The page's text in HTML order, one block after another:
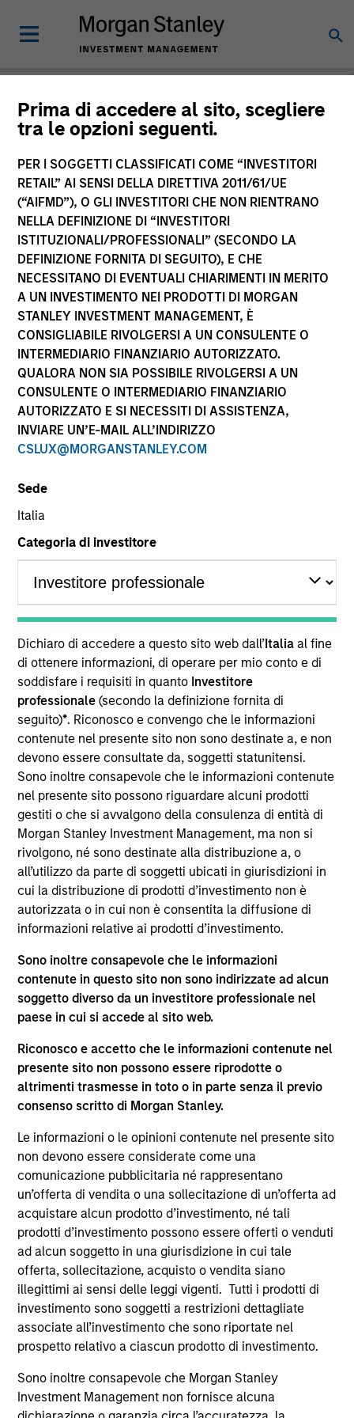
Prima di accedere al sito, scegliere
tra le opzioni seguenti.
PER I SOGGETTI CLASSIFICATI COME “INVESTITORI
RETAIL” AI SENSI DELLA DIRETTIVA 2011/61/UE
(“AIFMD”), O GLI INVESTITORI CHE NON RIENTRANO
NELLA DEFINIZIONE DI “INVESTITORI
ISTITUZIONALI/PROFESSIONALI” (SECONDO LA
DEFINIZIONE FORNITA DI SEGUITO), E CHE
NECESSITANO DI EVENTUALI CHIARIMENTI IN MERITO
A UN INVESTIMENTO NEI PRODOTTI DI MORGAN
STANLEY INVESTMENT MANAGEMENT, È
CONSIGLIABILE RIVOLGERSI A UN CONSULENTE O
INTERMEDIARIO FINANZIARIO AUTORIZZATO.
QUALORA NON SIA POSSIBILE RIVOLGERSI A UN
CONSULENTE O INTERMEDIARIO FINANZIARIO
AUTORIZZATO E SI NECESSITI DI ASSISTENZA,
INVIARE UN’E-MAIL ALL’INDIRIZZO
CSLUX@MORGANSTANLEY.COM
Sede
Italia
Categoria di investitore
Dichiaro di accedere a questo sito web dall’Italia al fine
di ottenere informazioni, di operare per mio conto e di
soddisfare i requisiti in quanto Investitore
professionale(secondo la definizione fornita di
seguito)*. Riconosco e convengo che le informazioni
contenute nel presente sito non sono destinate a, e non
devono essere consultate da, soggetti statunitensi.
Sono inoltre consapevole che le informazioni contenute
nel presente sito possono riguardare alcuni prodotti
gestiti o che si avvalgono della consulenza di entità di
Morgan Stanley Investment Management, ma non si
rivolgono, né sono destinate alla distribuzione a, o
all’utilizzo da parte di soggetti ubicati in giurisdizioni in
cui la distribuzione di prodotti d’investimento non è
autorizzata o in cui non è consentita la diffusione di
informazioni relative ai prodotti d’investimento.
Sono inoltre consapevole che le informazioni
contenute in questo sito non sono indirizzate ad alcun
soggetto diverso da un investitore professionale nel
paese in cui si accede al sito web.
Riconosco e accetto che le informazioni contenute nel
presente sito non possono essere riprodotte o
altrimenti trasmesse in toto o in parte senza il previo
consenso scritto di Morgan Stanley.
Le informazioni o le opinioni contenute nel presente sito
non devono essere considerate come una
comunicazione pubblicitaria né rappresentano
un’offerta di vendita o una sollecitazione di un’offerta ad
acquistare alcun prodotto d’investimento, né tali
prodotti d’investimento possono essere offerti o venduti
ad alcun soggetto in una giurisdizione in cui tale
offerta, sollecitazione, acquisto o vendita siano
illegittimi ai sensi delle leggi vigenti. Tutti i prodotti di
investimento sono soggetti a restrizioni dettagliate
associate all’investimento che sono riportate nel
prospetto relativo a ciascun prodotto di investimento.
Sono inoltre consapevole che Morgan Stanley
Investment Management non fornisce alcuna
Morgan Stanley
Investment Funds
La presente comunicazione ha carattere promozionale.
La performance passata non è un indicatore affidabile dei
risultati futuri. I rendimenti possono aumentare o diminuire
per effetto delle oscillazioni valutarie. Tutti i dati di
performance sono calcolati in base al valore del
patrimonio netto (NAV), al netto delle spese, e non
comprendono le commissioni e gli oneri relativi
all’emissione e al rimborso delle quote. Tutti i dati relativi
alle performance e agli indici sono tratti da Morgan
Stanley Investment Management.
Rendimenti nell’anno solare.
*Devise de référence du fonds
Comparti di Morgan Stanley Investment Funds, una
società di investimento a capitale variabile di diritto
lussemburghese. (la “Società”) è registrata nel
Granducato di Lussemburgo come organismo
d’investimento collettivo ai sensi della Parte 1 della Legge
del 17 dicembre 2010 e successive modifiche. La Società è
un organismo d’investimento collettivo in valori mobiliari
(“OICVM”).
Prima dell’adesione ai comparti, le richieste di
partecipazione non devono essere presentate senza aver
consultato l’ultima versione del Prospetto Informativo, del
documento contenente informazioni chiave (“KID”) o del
documento contenente informazioni chiave per gli
investitori (“KIID”), della relazione annuale e della
relazione semestrale (“Documenti di offerta”) o altri
documenti disponibili sul sito
https://www.morganstanley.com/im/msinvf/index.html
a titolo gratuito presso la Sede legale all’indirizzo
European Bank and Business Centre, 6B route de Trèves,
Le informazioni relative agli aspetti di sostenibilità del
Comparto e una sintesi dei diritti degli investitori sono
disponibili sul sito web sopra indicato.
visione del “Modulo completo di sottoscrizione” (Extended
Application Form), mentre la sezione “Informazioni
supplementari per Hong Kong” (“Additional Information for
Hong Kong Investors”) all’interno del Prospetto riguarda
specificamente gli investitori di Hong Kong. Copie gratuite
documento contenente informazioni chiave per gli
investitori (KID o KIID), dello statuto e delle relazioni
annuali e semestrali e ulteriori informazioni possono
essere ottenute dal rappresentante in Svizzera. Il
rappresentante in Svizzera è Carnegie Fund Services S.A.,
11, rue du Général-Dufour, 1204 Ginevra. L’agente pagatore
in Svizzera è Banque Cantonale de Genève, 17, quai de l’Ile,
1204 Ginevra.
Se la società di gestione del Comparto in questione decide
di cessare l’accordo di commercializzazione del Comparto
in un Paese del SEE in cui esso è registrato per la vendita,
lo farà nel rispetto delle norme OICVM.
Per i termini e le definizioni riguardanti il comparto si
Tutti i dati di performance sono calcolati in base al valore
del patrimonio netto (NAV), al netto delle spese, e non